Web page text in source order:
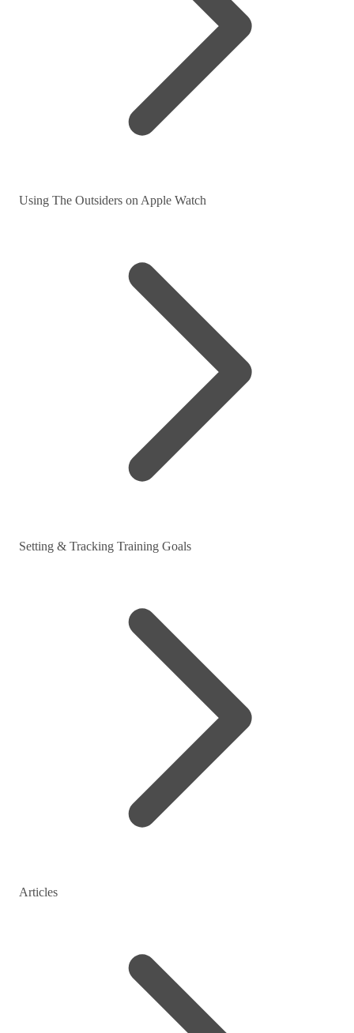
Using The Outsiders on Apple Watch
Setting & Tracking Training Goals
Articles